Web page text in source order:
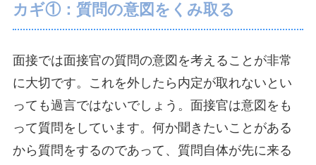
カギ①：質問の意図をくみ取る
面接では面接官の質問の意図を考えることが非常
に大切です。これを外したら内定が取れないとい
っても過言ではないでしょう。面接官は意図をも
って質問をしています。何か聞きたいことがある
から質問をするのであって、質問自体が先に来る